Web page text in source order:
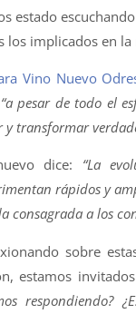
estado
los implicados en
Vino Nuevo
“a pesar de todo el
y transformar
dice: “La
rápidos y
consagrada a los
sobre
estamos
respondiendo?